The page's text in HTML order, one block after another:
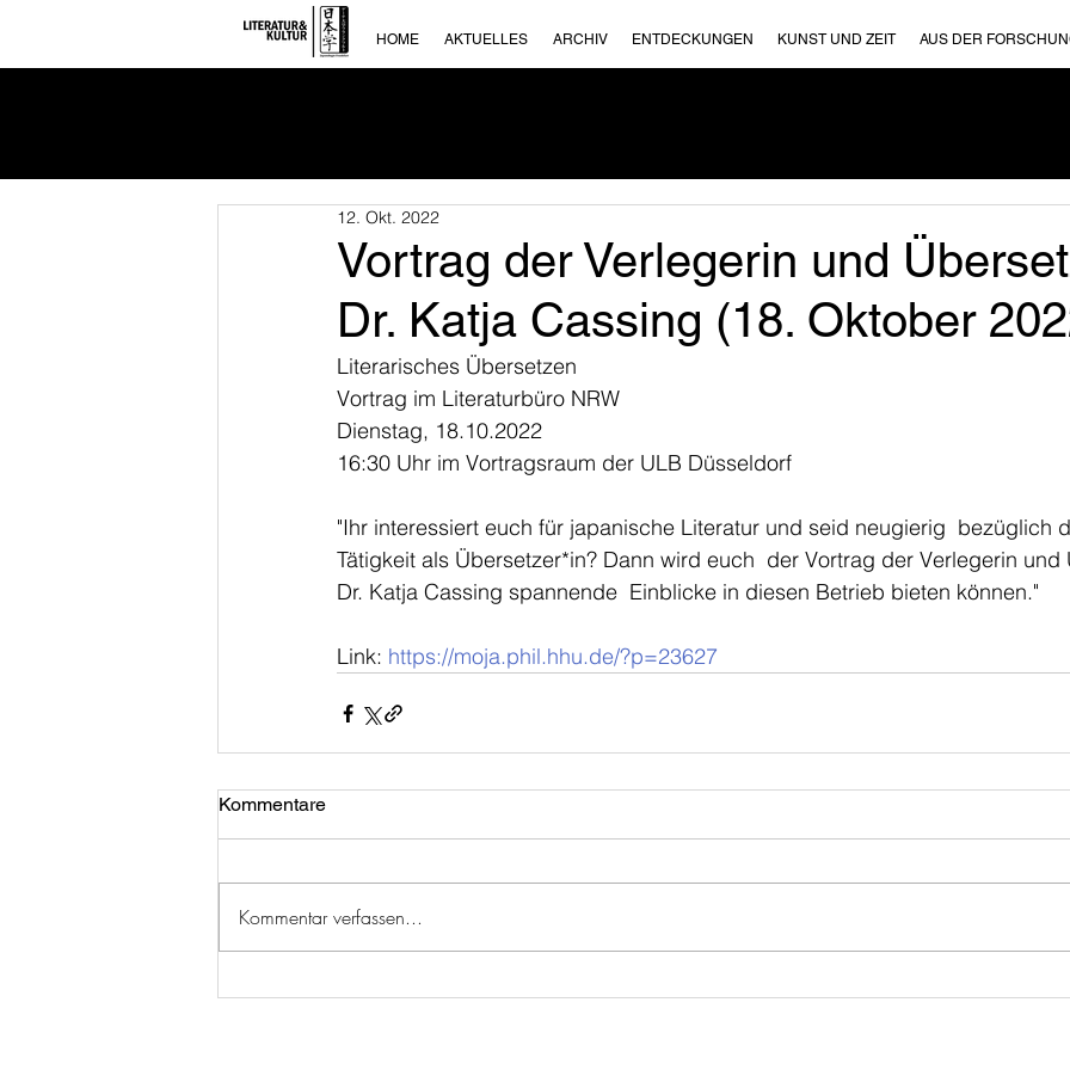
HOME AKTUELLES ARCHIV ENTDECKUNGEN KUNST UND ZEIT AUS DER
Vortrag der Verlegerin und
Dr. Katja Cassing (18. Oktober
12. Okt. 2022
Literarisches Übersetzen
Vortrag im Literaturbüro NRW
Dienstag, 18.10.2022
16:30 Uhr im Vortragsraum der ULB Düsseldorf
"Ihr interessiert euch für japanische Literatur und seid neugierig  bezüglich
Tätigkeit als Übersetzer*in? Dann wird euch  der Vortrag der Verlegerin und
Dr. Katja Cassing spannende  Einblicke in diesen Betrieb bieten können."
Link: https://moja.phil.hhu.de/?p=23627
Kommentare
Kommentar verfassen...